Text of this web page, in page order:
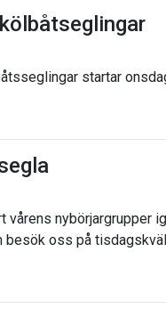
startar
vårens nybörjargrupper
besök oss på